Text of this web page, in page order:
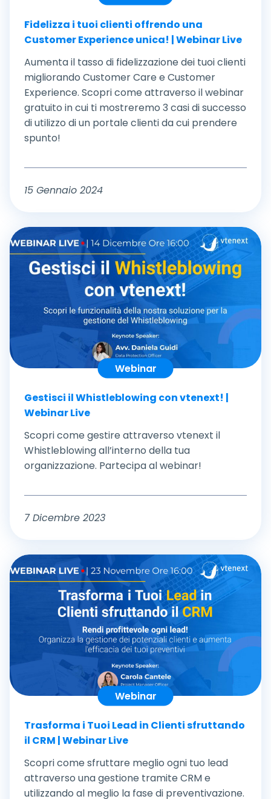
Fidelizza i tuoi clienti offrendo una
Customer Experience unica! | Webinar Live
Aumenta il tasso di fidelizzazione dei tuoi clienti
migliorando Customer Care e Customer
Experience. Scopri come attraverso il webinar
gratuito in cui ti mostreremo 3 casi di successo
di utilizzo di un portale clienti da cui prendere
spunto!
15 Gennaio 2024
Webinar
Gestisci il Whistleblowing con vtenext! |
Webinar Live
Scopri come gestire attraverso vtenext il
Whistleblowing all’interno della tua
organizzazione. Partecipa al webinar!
7 Dicembre 2023
Webinar
Trasforma i Tuoi Lead in Clienti sfruttando
il CRM | Webinar Live
Scopri come sfruttare meglio ogni tuo lead
attraverso una gestione tramite CRM e
utilizzando al meglio la fase di preventivazione.